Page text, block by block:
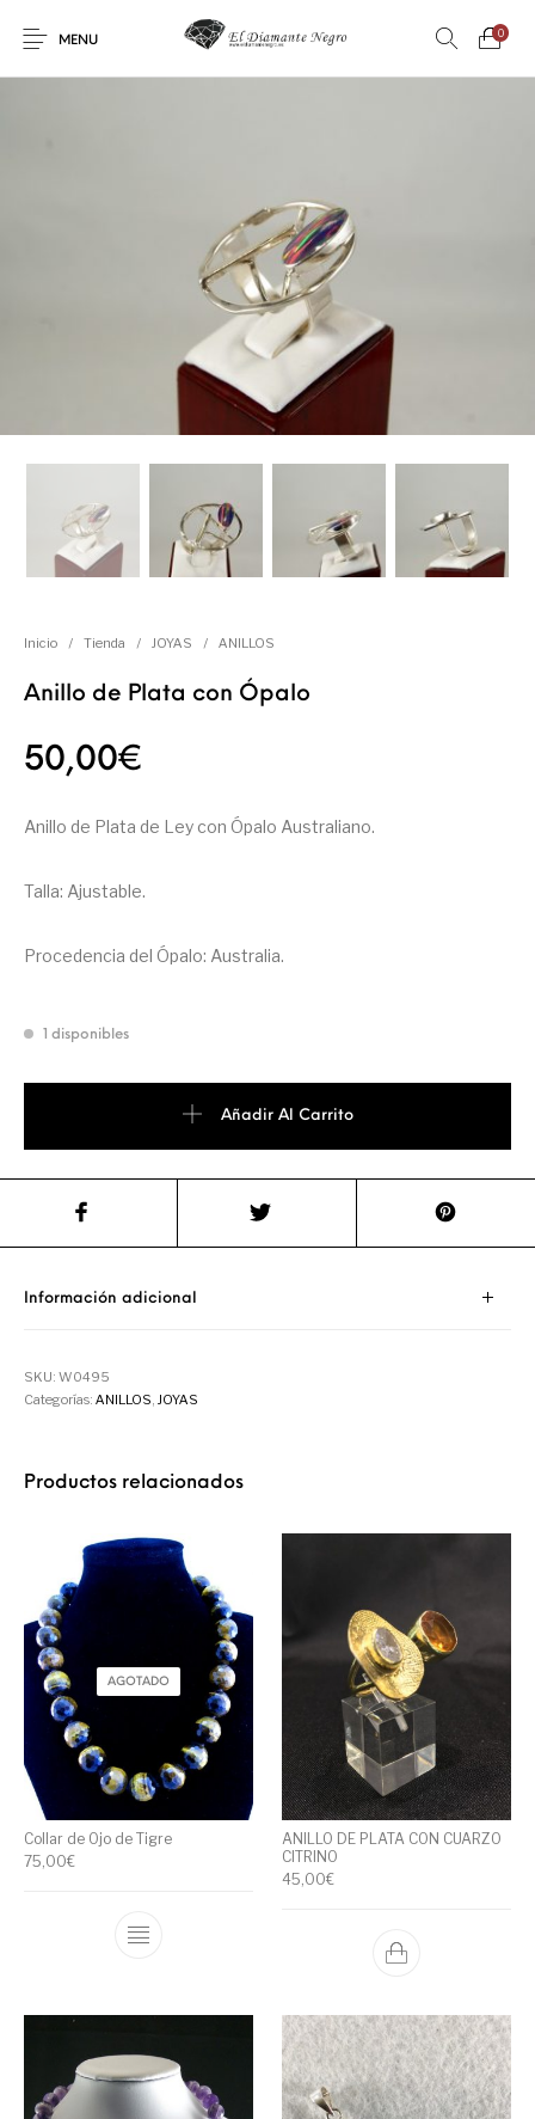
MENU
0
En oferta ! DECORACIÓN
FÓSILES
CONSUMO
Inicio / Tienda / JOYAS / ANILLOS
Anillo de Plata con Ópalo
50,00€
Anillo de Plata de Ley con Ópalo Australiano.
Talla: Ajustable.
Procedencia del Ópalo: Australia.
1 disponibles
Añadir Al Carrito
Información adicional
SKU:W0495
Categorías:ANILLOS,JOYAS
Productos relacionados
AGOTADO
Collar de Ojo de Tigre
75,00€
ANILLO DE PLATA CON CUARZO
CITRINO
45,00€